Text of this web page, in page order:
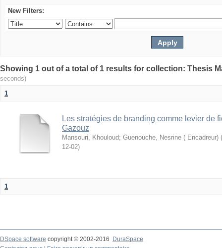
New Filters:
seconds)
1
Les stratégies de branding comme levier de
Gazouz
Mansouri, Khouloud; Guenouche, Nesrine ( Encadreur) (
12-02)
1
DSpace software copyright © 2002-2016
DuraSpace